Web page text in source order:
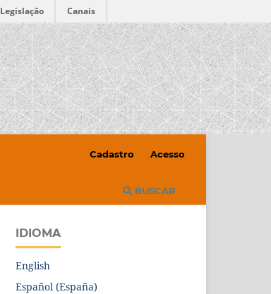
Legislação Canais
BUSCAR
Cadastro Acesso
IDIOMA
English
Español (España)